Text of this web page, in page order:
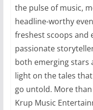
the pulse of music,
headline-worthy
freshest scoops and
passionate
both emerging stars
light on the tales
go untold. More
Krup Music